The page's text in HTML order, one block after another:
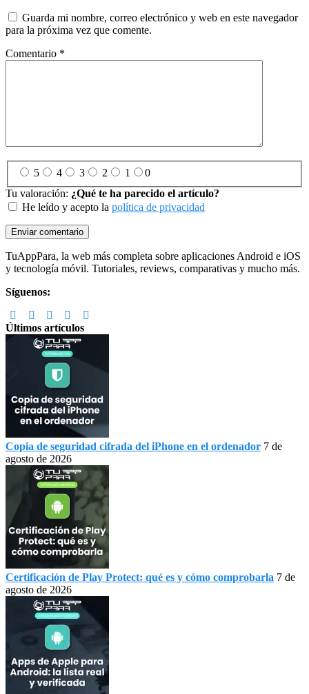
Guarda mi nombre, correo electrónico y web en este navegador
para la próxima vez que comente.
Comentario *
5 4 3 2 1
0
Tu valoración: ¿Qué te ha parecido el artículo?
He leído y acepto la política de privacidad
Footer
TuAppPara, la web más completa sobre aplicaciones Android e iOS
y tecnología móvil. Tutoriales, reviews, comparativas y mucho más.
Síguenos:
Últimos artículos
Copia de seguridad cifrada del iPhone en el ordenador 7 de
agosto de 2026
Certificación de Play Protect: qué es y cómo comprobarla 7 de
agosto de 2026